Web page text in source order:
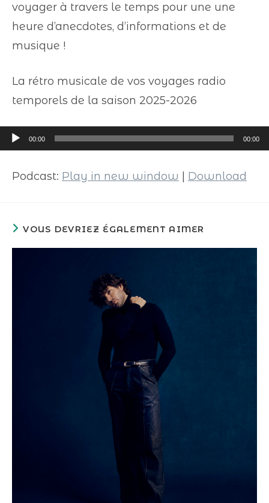
voyager à travers le temps pour une une
heure d’anecdotes, d’informations et de
musique !
La rétro musicale de vos voyages radio
temporels de la saison 2025-2026
Lecteur
audio
00:00 00:00
Podcast: Play in new window Download
VOUS DEVRIEZ ÉGALEMENT AIMER